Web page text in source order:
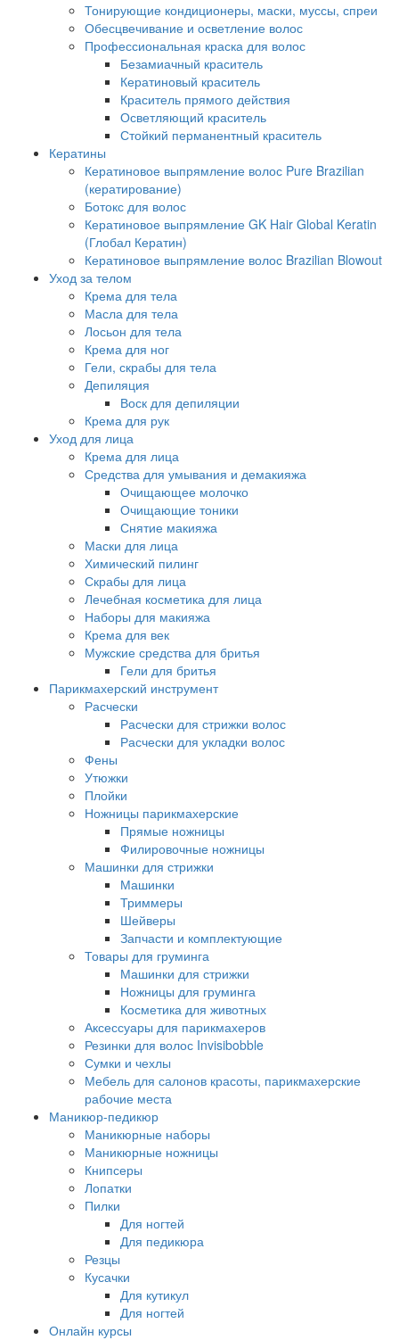
Тонирующие кондиционеры, маски, муссы, спреи
Обесцвечивание и осветление волос
Профессиональная краска для волос
Безамиачный краситель
Кератиновый краситель
Краситель прямого действия
Осветляющий краситель
Стойкий перманентный краситель
Кератины
Кератиновое выпрямление волос Pure Brazilian
(кератирование)
Ботокс для волос
Кератиновое выпрямление GK Hair Global Keratin
(Глобал Кератин)
Кератиновое выпрямление волос Brazilian Blowout
Уход за телом
Крема для тела
Масла для тела
Лосьон для тела
Крема для ног
Гели, скрабы для тела
Депиляция
Воск для депиляции
Крема для рук
Уход для лица
Крема для лица
Средства для умывания и демакияжа
Очищающее молочко
Очищающие тоники
Снятие макияжа
Маски для лица
Химический пилинг
Скрабы для лица
Лечебная косметика для лица
Наборы для макияжа
Крема для век
Мужские средства для бритья
Гели для бритья
Парикмахерский инструмент
Расчески
Расчески для стрижки волос
Расчески для укладки волос
Фены
Утюжки
Плойки
Ножницы парикмахерские
Прямые ножницы
Филировочные ножницы
Машинки для стрижки
Машинки
Триммеры
Шейверы
Запчасти и комплектующие
Товары для груминга
Машинки для стрижки
Ножницы для груминга
Косметика для животных
Аксессуары для парикмахеров
Резинки для волос Invisibobble
Сумки и чехлы
Мебель для салонов красоты, парикмахерские
рабочие места
Маникюр-педикюр
Маникюрные наборы
Маникюрные ножницы
Книпсеры
Лопатки
Пилки
Для ногтей
Для педикюра
Резцы
Кусачки
Для кутикул
Для ногтей
Онлайн курсы